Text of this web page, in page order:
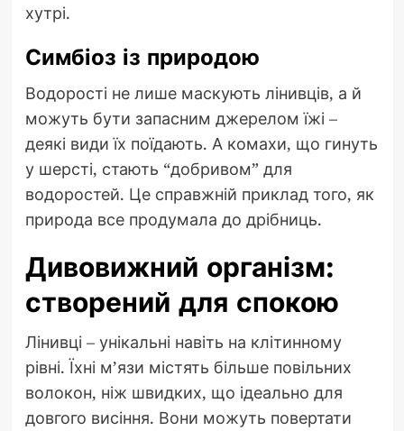
хутрі.
Симбіоз із природою
Водорості не лише маскують лінивців, а й
можуть бути запасним джерелом їжі –
деякі види їх поїдають. А комахи, що гинуть
у шерсті, стають “добривом” для
водоростей. Це справжній приклад того, як
природа все продумала до дрібниць.
Дивовижний організм:
створений для спокою
Лінивці – унікальні навіть на клітинному
рівні. Їхні м’язи містять більше повільних
волокон, ніж швидких, що ідеально для
довгого висіння. Вони можуть повертати